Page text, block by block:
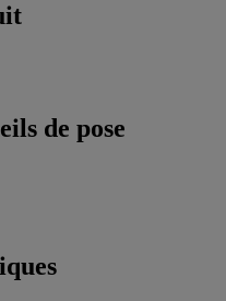
de pose